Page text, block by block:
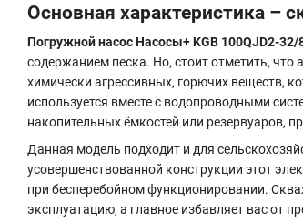
Основная характеристика –
Погружной насос Насосы+ KGB 100QJD2-32/
содержанием песка. Но, стоит отметить, что
химически агрессивных, горючих веществ,
используется вместе с водопроводными
накопительных ёмкостей или резервуаров,
Данная модель подходит и для
усовершенствованной конструкции этот
при бесперебойном функционировании.
эксплуатацию, а главное избавляет вас от